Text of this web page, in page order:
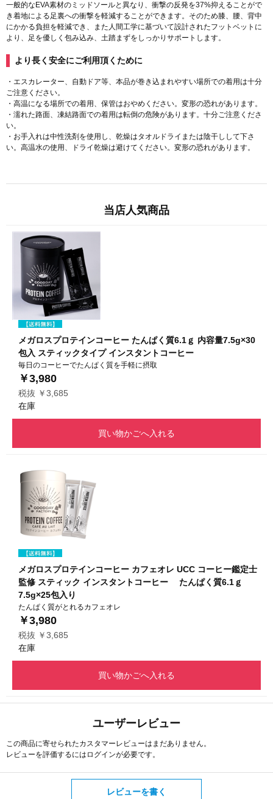
当店人気商品
メガロスプロテインコーヒー たんぱく質6.1ｇ 内容量7.5g×30
包入 スティックタイプ インスタントコーヒー
毎日のコーヒーでたんぱく質を手軽に摂取
￥3,980
税抜 ￥3,685
在庫
買い物かごへ入れる
メガロスプロテインコーヒー カフェオレ UCC コーヒー鑑定士
監修 スティック インスタントコーヒー たんぱく質6.1ｇ
7.5g×25包入り
たんぱく質がとれるカフェオレ
￥3,980
税抜 ￥3,685
在庫
買い物かごへ入れる
一般的なEVA素材のミッドソールと異なり、衝撃の反発を37%抑えることがで
き着地による足裏への衝撃を軽減することができます。そのため膝、腰、背中
にかかる負担を軽減でき、また人間工学に基づいて設計されたフットベットに
より、足を優しく包み込み、土踏まずをしっかりサポートします。
より長く安全にご利用頂くために
・エスカレーター、自動ドア等、本品が巻き込まれやすい場所での着用は十分
ご注意ください。
・高温になる場所での着用、保管はおやめください。変形の恐れがあります。
・濡れた路面、凍結路面での着用は転倒の危険があります。十分ご注意くださ
い。
・お手入れは中性洗剤を使用し、乾燥はタオルドライまたは陰干しして下さ
い。高温水の使用、ドライ乾燥は避けてください。変形の恐れがあります。
ユーザーレビュー
この商品に寄せられたカスタマーレビューはまだありません。
レビューを評価するには ログインが必要です。
レビューを書く